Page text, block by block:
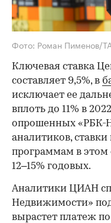
Фото: Роман Пименов/
Ключевая ставка
составляет 9,5%, в
исключает ее
вплоть до 11% в
опрошенных «РБК-
аналитиков,
программам в этом
12–15% годовых.
Аналитики ЦИАН
Недвижимости»
вырастет платеж